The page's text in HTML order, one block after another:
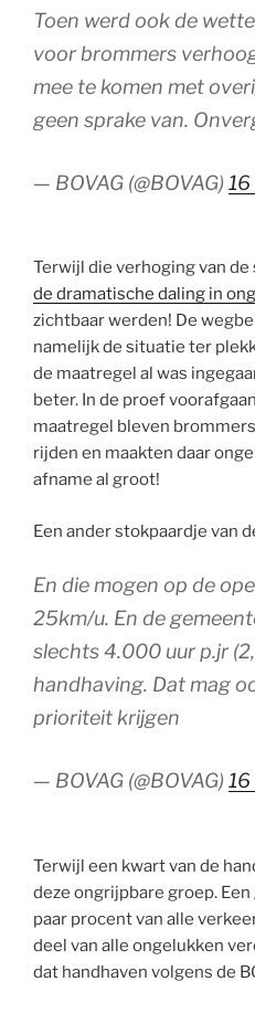
Toen werd ook de
voor brommers
mee te komen met
geen sprake van.
— BOVAG (@BOVAG)
Terwijl die verhoging van
de dramatische daling in
zichtbaar werden! De
namelijk de situatie ter
de maatregel al was
beter. In de proef
maatregel bleven
rijden en maakten daar
afname al groot!
Een ander stokpaardje van
En die mogen op de
25km/u. En de
slechts 4.000 uur p.jr
handhaving. Dat mag
prioriteit krijgen
— BOVAG (@BOVAG)
Terwijl een kwart van de
deze ongrijpbare groep.
paar procent van alle
deel van alle ongelukken
dat handhaven volgens de